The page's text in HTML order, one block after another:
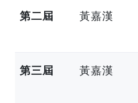
第二屆 黃嘉漢
第三屆 黃嘉漢